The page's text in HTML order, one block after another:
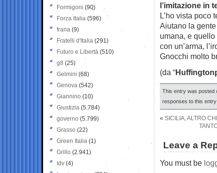
l’imitazione in
L’ho vista poco
Aiutano la
umana, e quello
con un’arma,
Gnocchi molto
(da “
This entry was posted
responses to this
« SICILIA, ALTRO
Leave a
You must be
Formigoni (90)
Forza Italia (596)
frana (9)
Fratelli d'Italia (291)
Futuro e Libertà (510)
g8 (25)
Gelmini (68)
Genova (542)
Giannino (10)
Giustizia (5.784)
governo (5.799)
Grasso (22)
Green Italia (1)
Grillo (2.941)
Idv (4)